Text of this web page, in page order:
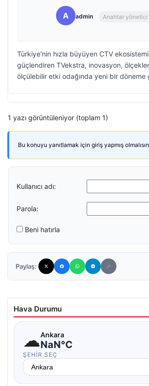
A admin Anahtar yönetici
Türkiye’nin hızla büyüyen CTV
güçlendiren TVekstra, inovasyon,
ölçülebilir etki odağında yeni bir döneme
1 yazı görüntüleniyor (toplam 1)
Bu konuyu yanıtlamak için giriş yapmış
Kullanıcı adı:
Parola:
Beni hatırla
Paylaş:
Hava Durumu
☁Ankara
NaN°C
ŞEHIR SEÇ